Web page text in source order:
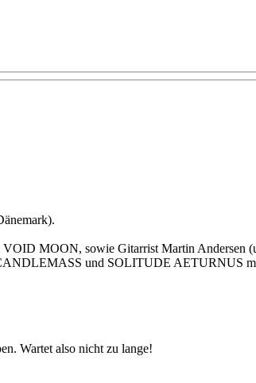
VOID MOON, sowie Gitarrist Martin
und SOLITUDE AETURNUS
Wartet also nicht zu lange!